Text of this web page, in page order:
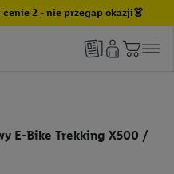
2 - nie przegap okazji👗
E-Bike Trekking X500 /